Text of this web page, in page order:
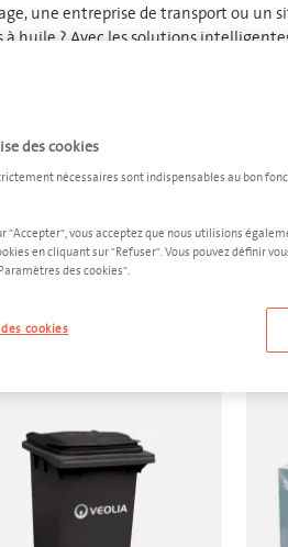
une entreprise de transport ou
huile ? Avec les solutions
Nous fournissons un conteneur pour
contenant le plus
des cookies
nécessaires sont indispensables au bon
"Accepter", vous acceptez que nous utilisions
en cliquant sur "Refuser". Vous pouvez définir
des cookies".
cookies